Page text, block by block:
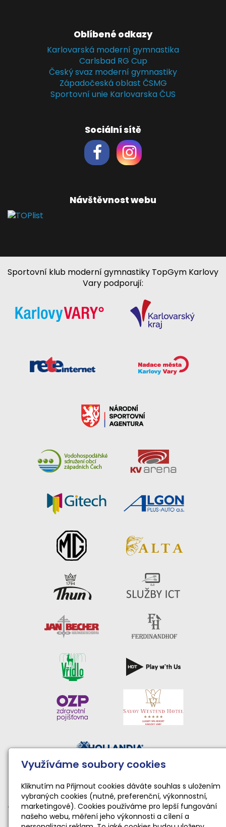
Oblíbené odkazy
Karlovarská moderní gymnastika
Carlsbad RG Cup
Český svaz moderní gymnastiky
Západočeská oblast ČSMG
Sportovní unie Karlovarska ČUS
Sociální sítě
Návštěvnost webu
Sportovní klub moderní gymnastiky TopGym Karlovy
Vary podporují:
Národní sportovní agentura • Karlovarský kraj • Statutární
město Karlovy Vary
Činnost TopGym Karlovy Vary pro rok 2026 byla podpořena
dotací Národní sportovní agentury ve výši 169 100 Kč
Využíváme soubory cookies
Kliknutím na Přijmout cookies dáváte souhlas s uložením
vybraných cookies (nutné, preferenční, výkonnostní,
marketingové). Cookies používáme pro lepší fungování
našeho webu, měření jeho výkonnosti a cílení a